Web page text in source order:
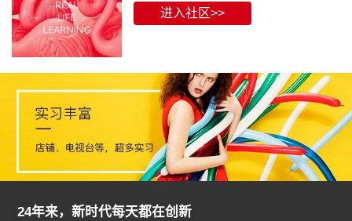
进入社区>>
24年来，新时代每天都在创新